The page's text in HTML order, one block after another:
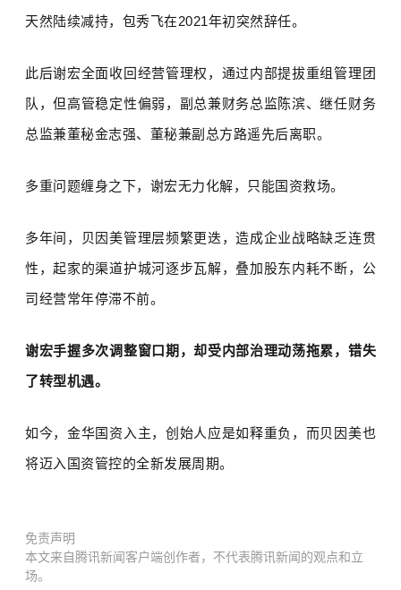
天然陆续减持，包秀飞在2021年初突然辞任。
此后谢宏全面收回经营管理权，通过内部提拔重组管理团
队，但高管稳定性偏弱，副总兼财务总监陈滨、继任财务
总监兼董秘金志强、董秘兼副总方路遥先后离职。
多重问题缠身之下，谢宏无力化解，只能国资救场。
多年间，贝因美管理层频繁更迭，造成企业战略缺乏连贯
性，起家的渠道护城河逐步瓦解，叠加股东内耗不断，公
司经营常年停滞不前。
谢宏手握多次调整窗口期，却受内部治理动荡拖累，错失
了转型机遇。
如今，金华国资入主，创始人应是如释重负，而贝因美也
将迈入国资管控的全新发展周期。
免责声明
本文来自腾讯新闻客户端创作者，不代表腾讯新闻的观点和立
场。